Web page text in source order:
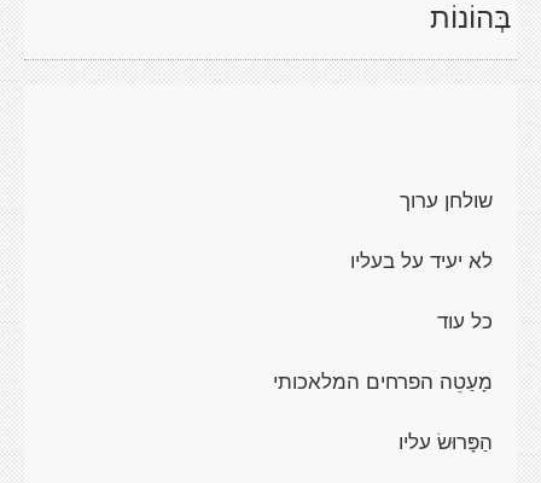
בְּהוֹנוֹת
שולחן ערוך
לא יעיד על בעליו
כל עוד
מָעַטֵה הפרחים המלאכותי
הַפָּרוּשׂ עליו